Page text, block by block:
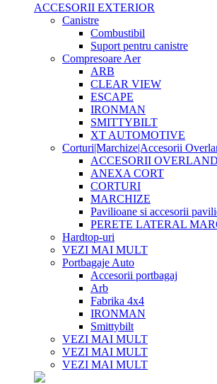
ACCESORII EXTERIOR
Canistre
Combustibil
Suport pentru canistre
Compresoare Aer
ARB
CLEAR VIEW
ESCAPE
IRONMAN
SMITTYBILT
XT AUTOMOTIVE
Corturi|Marchize|Accesorii
ACCESORII
ANEXA CORT
CORTURI
MARCHIZE
Pavilioane si accesorii
PERETE LATERAL
Hardtop-uri
VEZI MAI MULT
Portbagaje Auto
Accesorii portbagaj
Arb
Fabrika 4x4
IRONMAN
Smittybilt
VEZI MAI MULT
VEZI MAI MULT
VEZI MAI MULT